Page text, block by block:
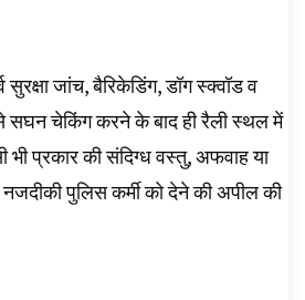
जांच, बैरिकेडिंग, डॉग स्क्वॉड व
सघन चेकिंग करने के बाद ही रैली स्थल में
भी प्रकार की संदिग्ध वस्तु, अफवाह या
पुलिस कर्मी को देने की अपील की